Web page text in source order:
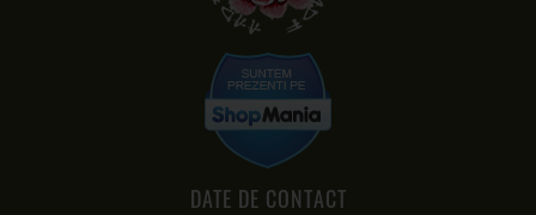
DATE DE CONTACT